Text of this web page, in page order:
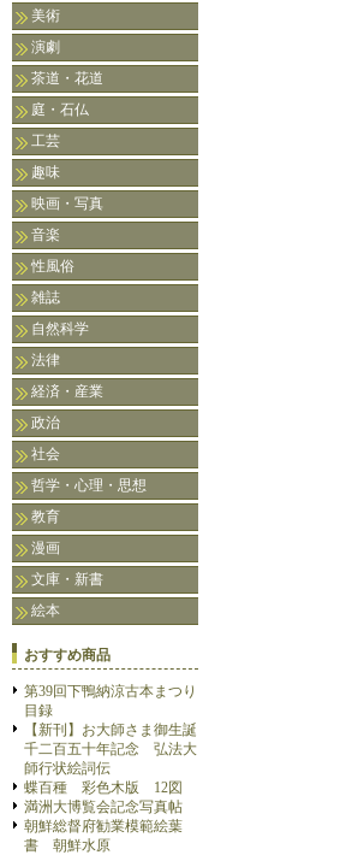
美術
演劇
茶道・花道
庭・石仏
工芸
趣味
映画・写真
音楽
性風俗
雑誌
自然科学
法律
経済・産業
政治
社会
哲学・心理・思想
教育
漫画
文庫・新書
絵本
おすすめ商品
第39回下鴨納涼古本まつり
目録
【新刊】お大師さま御生誕
千二百五十年記念 弘法大
師行状絵詞伝
蝶百種 彩色木版 12図
満洲大博覧会記念写真帖
朝鮮総督府勧業模範絵葉
書 朝鮮水原